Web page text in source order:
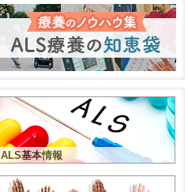
ALS基本情報